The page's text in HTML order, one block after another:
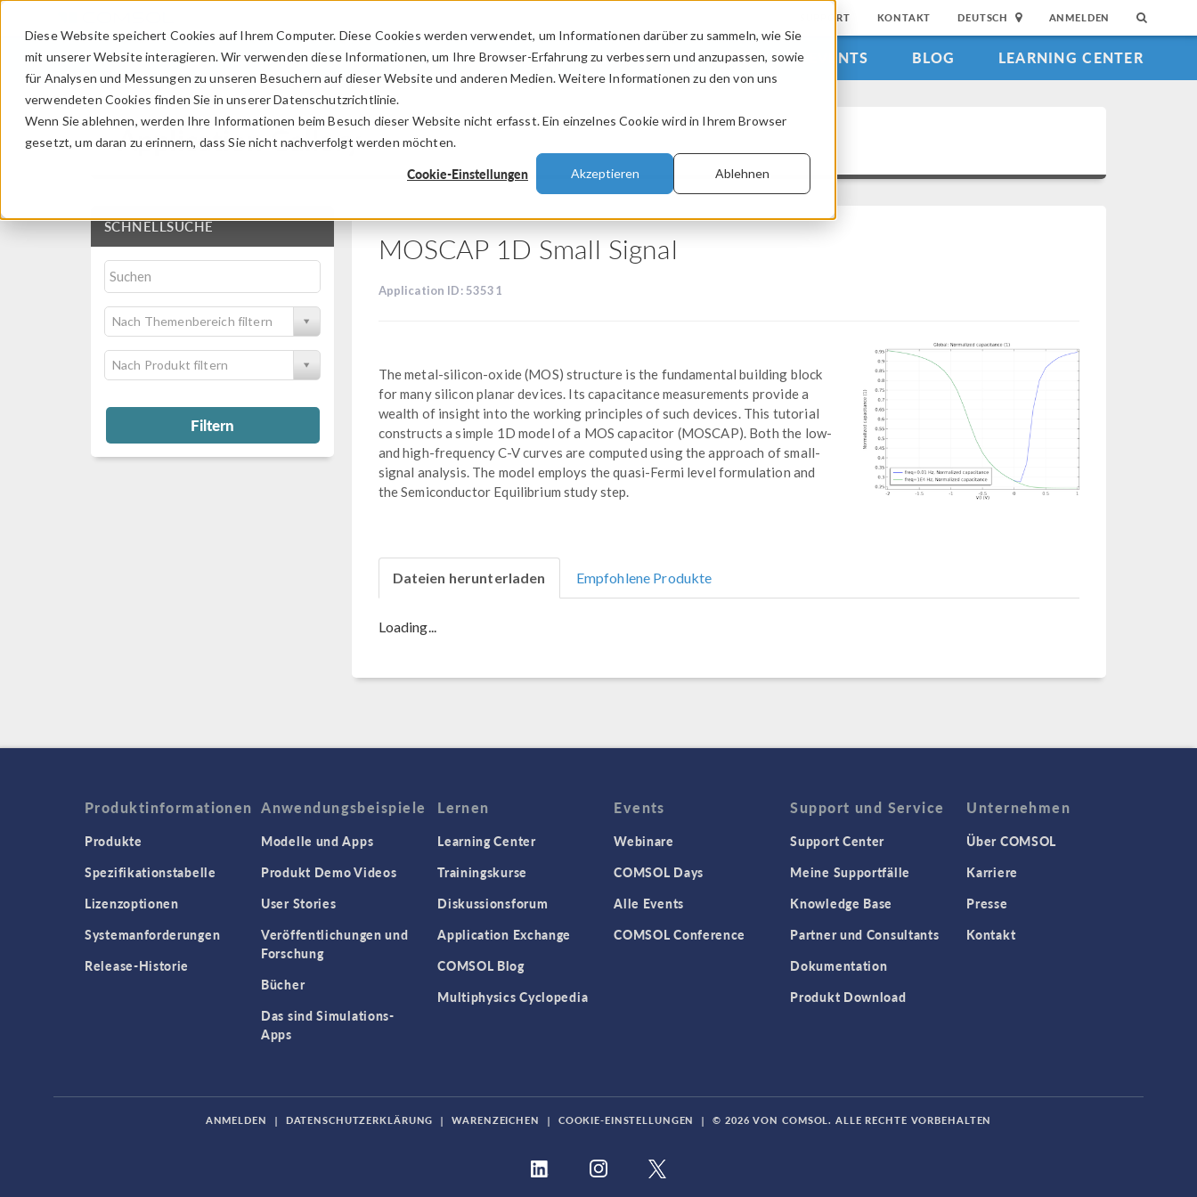
Diese Website speichert Cookies auf Ihrem Computer. Diese Cookies werden verwendet, um Informationen darüber zu sammeln, wie Sie
mit unserer Website interagieren. Wir verwenden diese Informationen, um Ihre Browser-Erfahrung zu verbessern und anzupassen, sowie
für Analysen und Messungen zu unseren Besuchern auf dieser Website und anderen Medien. Weitere Informationen zu den von uns
verwendeten Cookies finden Sie in unserer Datenschutzrichtlinie.
Wenn Sie ablehnen, werden Ihre Informationen beim Besuch dieser Website nicht erfasst. Ein einzelnes Cookie wird in Ihrem Browser
gesetzt, um daran zu erinnern, dass Sie nicht nachverfolgt werden möchten.
Cookie-Einstellungen Akzeptieren Ablehnen
SUPPORT KONTAKT DEUTSCH ANMELDEN
PRODUKTE BRANCHEN VIDEOS EVENTS BLOG LEARNING CENTER
Application Gallery
SCHNELLSUCHE
Nach Themenbereich filtern
Nach Produkt filtern
Filtern
MOSCAP 1D Small Signal
Application ID: 53531
The metal-silicon-oxide (MOS) structure is the fundamental building block
for many silicon planar devices. Its capacitance measurements provide a
wealth of insight into the working principles of such devices. This tutorial
constructs a simple 1D model of a MOS capacitor (MOSCAP). Both the low-
and high-frequency C-V curves are computed using the approach of small-
signal analysis. The model employs the quasi-Fermi level formulation and
the Semiconductor Equilibrium study step.
Dateien herunterladen Empfohlene Produkte
Loading...
Produktinformationen
Produkte
Spezifikationstabelle
Lizenzoptionen
Systemanforderungen
Release-Historie
Anwendungsbeispiele
Modelle und Apps
Produkt Demo Videos
User Stories
Veröffentlichungen und
Forschung
Bücher
Das sind Simulations-
Apps
Lernen
Learning Center
Trainingskurse
Diskussionsforum
Application Exchange
COMSOL Blog
Multiphysics Cyclopedia
Events
Webinare
COMSOL Days
Alle Events
COMSOL Conference
Support und Service
Support Center
Meine Supportfälle
Knowledge Base
Partner und Consultants
Dokumentation
Produkt Download
Unternehmen
Über COMSOL
Karriere
Presse
Kontakt
ANMELDEN | DATENSCHUTZERKLÄRUNG | WARENZEICHEN | COOKIE-EINSTELLUNGEN | © 2026 VON COMSOL. ALLE RECHTE VORBEHALTEN